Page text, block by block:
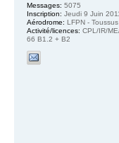
Messages: 5075
Inscription: Jeudi 9 Juin
Aérodrome: LFPN - Toussus
Activité/licences: CPL/IR/
66 B1.2 + B2